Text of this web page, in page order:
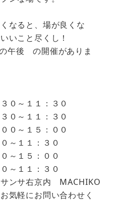
なると、場が良くな
いこと尽くし！
後 の開催がありま
０～１１：３０
０～１１：３０
０～１５：００
～１１：３０
～１５：００
～１１：３０
ンサ右京内 MACHIKO
気軽にお問い合わせく